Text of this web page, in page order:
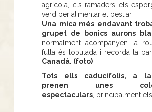
agrícola, els ramaders els
verd per alimentar el bestiar.
Una mica més endavant
grupet de bonics aurons
normalment acompanyen la
fulla és lobulada i recorda la
Canadà. (foto)
Tots ells caducifolis, a
prenen unes
espectaculars , principalment